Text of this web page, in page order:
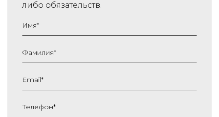
либо обязательств.
Имя*
Фамилия*
Email*
Телефон*